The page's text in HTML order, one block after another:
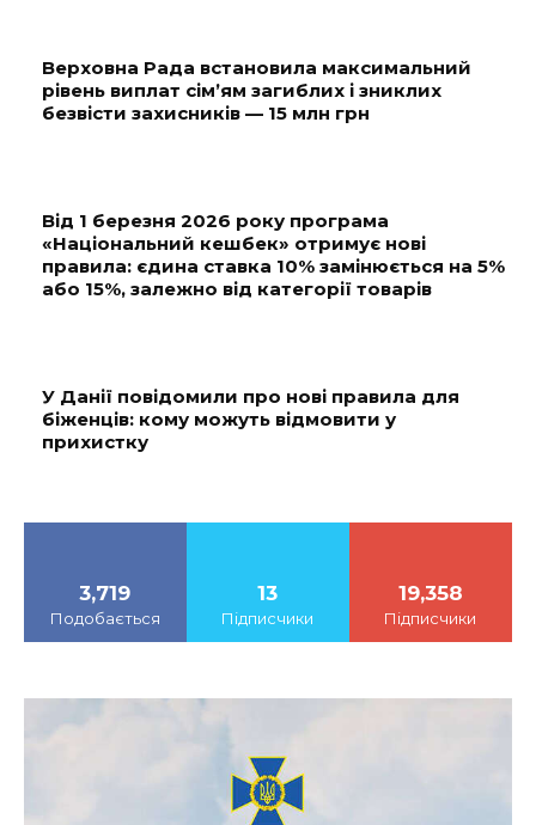
Верховна Рада встановила максимальний
рівень виплат сім’ям загиблих і зниклих
безвісти захисників — 15 млн грн
Від 1 березня 2026 року програма
«Національний кешбек» отримує нові
правила: єдина ставка 10% замінюється на 5%
або 15%, залежно від категорії товарів
У Данії повідомили про нові правила для
біженців: кому можуть відмовити у
прихистку
3,719
Подобається
13
Підписчики
19,358
Підписчики